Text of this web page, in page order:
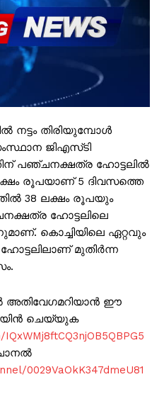
നട്ടം തിരിയുമ്പോൾ
ജിഎസ്‌ടി
പഞ്ചനക്ഷത്ര ഹോട്ടലിൽ
രൂപയാണ് 5 ദിവസത്തെ
38 ലക്ഷം രൂപയും
ഹോട്ടലിലെ
കൊച്ചിയിലെ ഏറ്റവും
മുതിർന്ന
അതിവേഗമറിയാൻ ഈ
ചെയ്യുക
0029VaOkK347dmeU81